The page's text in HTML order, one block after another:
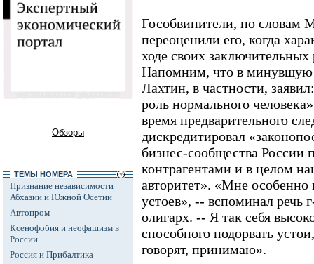
Обзоры
ТЕМЫ НОМЕРА
Признание независимости
Абхазии и Южной Осетии
Автопром
Ксенофобия и неофашизм в
России
Россия и Прибалтика
Гособвинители, по словам
переоценили его, когда
ходе своих
Напомним, что в минувшую
Лахтин, в частности,
роль нормального
время предварительного
дискредитировал
бизнес-сообщества России
контрагентами и в целом
авторитет». «Мне особенно
устоев», -- вспоминал речь
олигарх. -- Я так себя
способного подорвать
говорят, принимаю».